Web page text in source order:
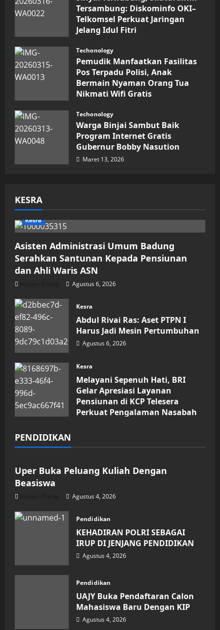
Tersambung: Diskominfo OKI–
Telkomsel Perkuat Jaringan
Jelang Idul Fitri
Techonology
Pemudik Manfaatkan Fasilitas
Pos Terpadu Polisi, Anak
Bermain Nyaman Orang Tua
Nikmati Wifi Gratis
Techonology
Warga Binjai Sambut Baik
Program Internet Gratis
Gubernur Bobby Nasution
Maret 13, 2026
KESRA
Kesra
Asisten Administrasi Umum Badung
Serahkan Santunan Kepada Pensiunan
dan Ahli Waris ASN
Agustus 6, 2026
Kesra
Abdul Rivai Ras: Aset PTPN I
Harus Jadi Mesin Pertumbuhan
Agustus 6, 2026
Kesra
Melayani Sepenuh Hati, BRI
Gelar Apresiasi Layanan
Pensiunan di KCP Telesera
Perkuat Pengalaman Nasabah
PENDIDIKAN
Pendidikan
Uper Buka Peluang Kuliah Dengan
Beasiswa
Agustus 4, 2026
Pendidikan
KEHADIRAN POLRI SEBAGAI
IRUP DI JENJANG PENDIDIKAN
Agustus 4, 2026
Pendidikan
UAJY Buka Pendaftaran Calon
Mahasiswa Baru Dengan KIP
Agustus 4, 2026